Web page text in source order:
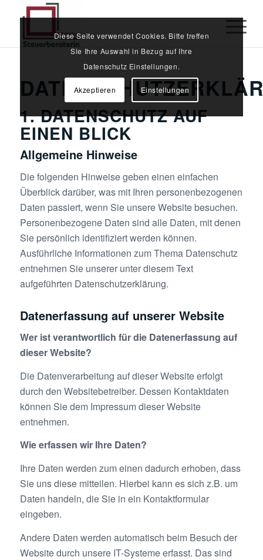
1. DATENSCHUTZ AUF
EINEN BLICK
Allgemeine Hinweise
Die folgenden Hinweise geben einen einfachen
Überblick darüber, was mit Ihren personenbezogenen
Daten passiert, wenn Sie unsere Website besuchen.
Personenbezogene Daten sind alle Daten, mit denen
Sie persönlich identifiziert werden können.
Ausführliche Informationen zum Thema Datenschutz
entnehmen Sie unserer unter diesem Text
aufgeführten Datenschutzerklärung.
Datenerfassung auf unserer Website
Wer ist verantwortlich für die Datenerfassung auf
dieser Website?
Die Datenverarbeitung auf dieser Website erfolgt
durch den Websitebetreiber. Dessen Kontaktdaten
können Sie dem Impressum dieser Website
entnehmen.
Wie erfassen wir Ihre Daten?
Ihre Daten werden zum einen dadurch erhoben, dass
Sie uns diese mitteilen. Hierbei kann es sich z.B. um
Daten handeln, die Sie in ein Kontaktformular
eingeben.
Andere Daten werden automatisch beim Besuch der
Website durch unsere IT-Systeme erfasst. Das sind
Diese Seite verwendet Cookies. Bitte treffen
Sie Ihre Auswahl in Bezug auf Ihre
Datenschutz Einstellungen.
Akzeptieren Einstellungen